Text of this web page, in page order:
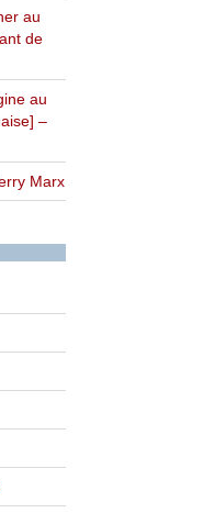
au
de
au
–
Marx